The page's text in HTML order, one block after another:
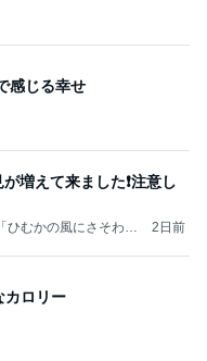
感じる幸せ
増えて来ました❗️注意し
むかの風にさそわれ
2日前
カロリー